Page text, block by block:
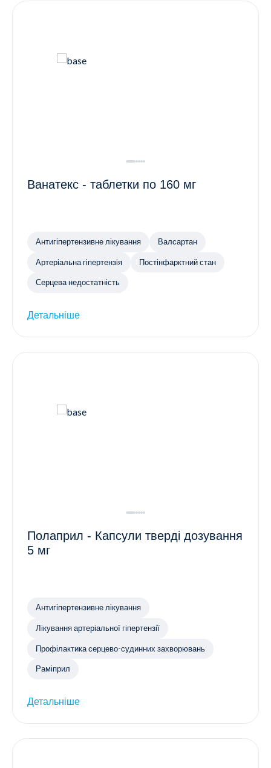
Ванатекс - таблетки по 160 мг
Антигіпертензивне лікування Валсартан
Артеріальна гіпертензія Постінфарктний стан
Серцева недостатність
Детальніше
Полаприл - Капсули тверді дозування
5 мг
Антигіпертензивне лікування
Лікування артеріальної гіпертензії
Профілактика серцево-судинних захворювань
Раміприл
Детальніше